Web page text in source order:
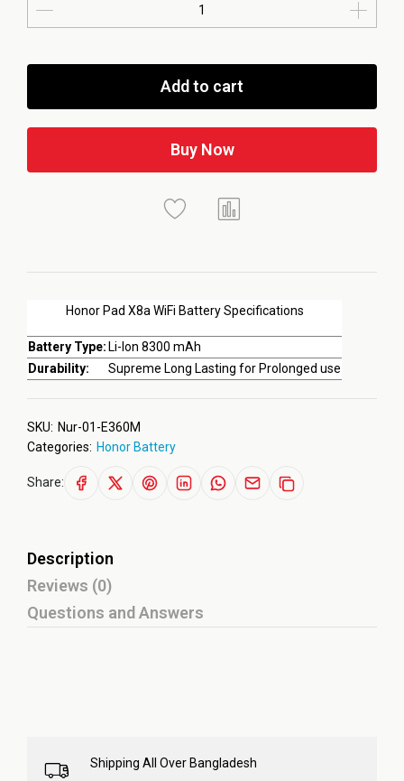
Honor Pad X8a WiFi Battery Specifications
Battery Type: Li-Ion 8300 mAh
Durability:
Supreme Long Lasting for Prolonged use
Add to cart
Buy Now
SKU: Nur-01-E360M
Categories: Honor Battery
Share:
Description
Reviews (0)
Questions and Answers
Shipping All Over Bangladesh